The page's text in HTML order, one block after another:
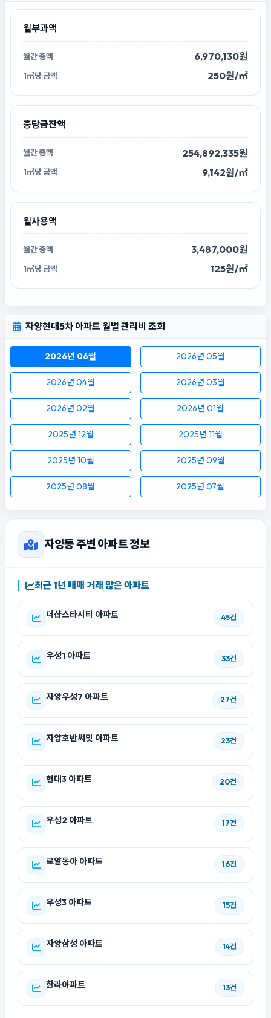
월부과액
6,970,130원
250원/㎡
충당금잔액
254,892,335원
9,142원/㎡
월사용액
3,487,000원
125원/㎡
자양현대5차 아파트 월별 관리비 조회
2026년 06월 2026년 05월
2026년 04월 2026년 03월
2026년 02월 2026년 01월
2025년 12월 2025년 11월
2025년 10월 2025년 09월
2025년 08월 2025년 07월
자양동 주변 아파트 정보
최근 1년 매매 거래 많은 아파트
더샵스타시티 아파트 45건
우성1 아파트 33건
자양우성7 아파트 27건
자양호반써밋 아파트 23건
현대3 아파트 20건
우성2 아파트 17건
로얄동아 아파트 16건
우성3 아파트 15건
자양삼성 아파트 14건
한라아파트 13건